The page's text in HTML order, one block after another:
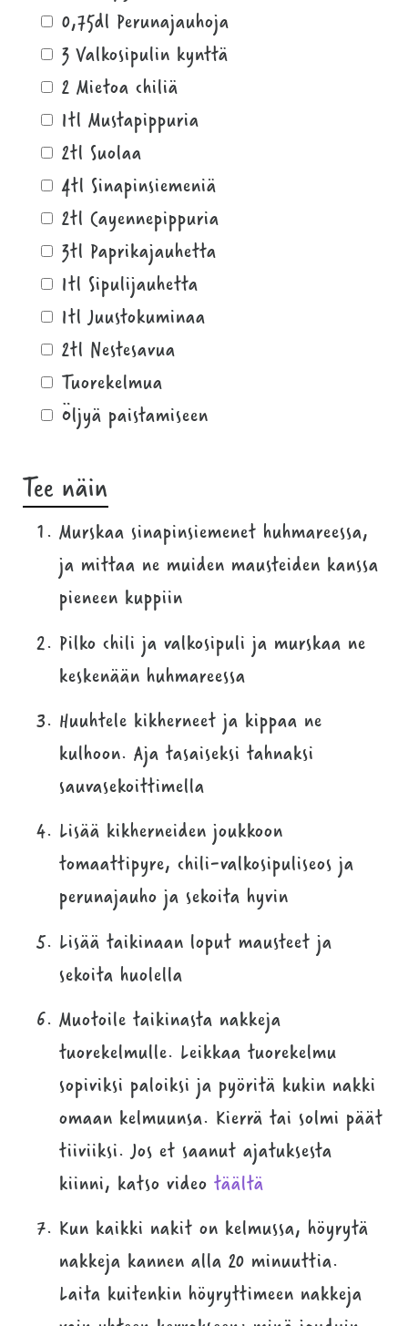
0,75dl Perunajauhoja
3 Valkosipulin kynttä
2 Mietoa chiliä
1tl Mustapippuria
2tl Suolaa
4tl Sinapinsiemeniä
2tl Cayennepippuria
3tl Paprikajauhetta
1tl Sipulijauhetta
1tl Juustokuminaa
2tl Nestesavua
Tuorekelmua
Öljyä paistamiseen
Tee näin
Murskaa sinapinsiemenet huhmareessa,
ja mittaa ne muiden mausteiden kanssa
pieneen kuppiin
Pilko chili ja valkosipuli ja murskaa ne
keskenään huhmareessa
Huuhtele kikherneet ja kippaa ne
kulhoon. Aja tasaiseksi tahnaksi
sauvasekoittimella
Lisää kikherneiden joukkoon
tomaattipyre, chili-valkosipuliseos ja
perunajauho ja sekoita hyvin
Lisää taikinaan loput mausteet ja
sekoita huolella
Muotoile taikinasta nakkeja
tuorekelmulle. Leikkaa tuorekelmu
sopiviksi paloiksi ja pyöritä kukin nakki
omaan kelmuunsa. Kierrä tai solmi päät
tiiviiksi. Jos et saanut ajatuksesta
kiinni, katso video täältä
Kun kaikki nakit on kelmussa, höyrytä
nakkeja kannen alla 20 minuuttia.
Laita kuitenkin höyryttimeen nakkeja